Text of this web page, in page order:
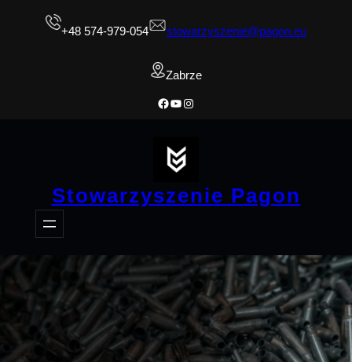
+48 574-979-054 stowarzyszenie@pagon.eu
Zabrze
Facebook
YouTube
Instagram
Stowarzyszenie Pagon